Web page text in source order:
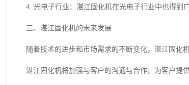
4. 光电子行业：湛江固化机在光电子行业中也得到
三、湛江固化机的未来发展
随着技术的进步和市场需求的不断变化，湛江固化
湛江固化机将加强与客户的沟通与合作，为客户提